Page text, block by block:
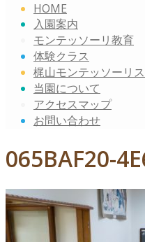
HOME
入園案内
モンテッソーリ教育
体験クラス
梶山モンテッソーリ
当園について
アクセスマップ
お問い合わせ
065BAF20-